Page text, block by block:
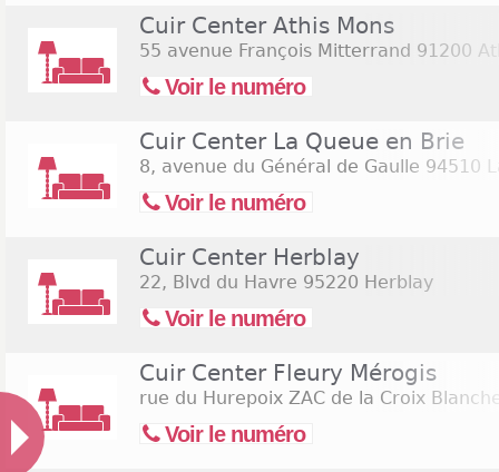
Cuir Center Athis Mons
55 avenue François Mitterrand 91200
Voir le numéro
Cuir Center La Queue en Brie
8, avenue du Général de Gaulle 94510
Voir le numéro
Cuir Center Herblay
22, Blvd du Havre 95220 Herblay
Voir le numéro
Cuir Center Fleury Mérogis
rue du Hurepoix ZAC de la Croix
Voir le numéro